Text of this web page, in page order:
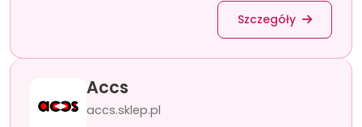
Szczegóły
Accs
accs.sklep.pl